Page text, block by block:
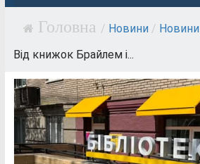
/ Новини / Новини
Від книжок Брайлем і...